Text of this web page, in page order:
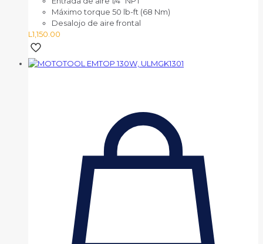
Máximo torque 50 lb-ft (68 Nm)
Desalojo de aire frontal
L1,150.00